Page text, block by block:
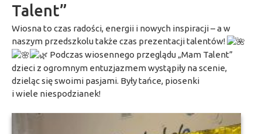
Talent”
Wiosna to czas radości, energii i nowych inspiracji – a w
naszym przedszkolu także czas prezentacji talentów!
Podczas wiosennego przeglądu „Mam Talent”
dzieci z ogromnym entuzjazmem wystąpiły na scenie,
dzieląc się swoimi pasjami. Były tańce, piosenki
i wiele niespodzianek!